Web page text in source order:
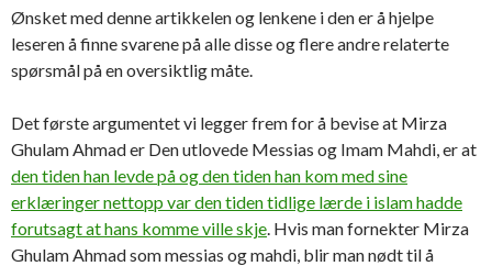
Ønsket med denne artikkelen og lenkene i den er å hjelpe
leseren å finne svarene på alle disse og flere andre relaterte
spørsmål på en oversiktlig måte.
Det første argumentet vi legger frem for å bevise at Mirza
Ghulam Ahmad er Den utlovede Messias og Imam Mahdi, er at
den tiden han levde på og den tiden han kom med sine
erklæringer nettopp var den tiden tidlige lærde i islam hadde
forutsagt at hans komme ville skje. Hvis man fornekter Mirza
Ghulam Ahmad som messias og mahdi, blir man nødt til å